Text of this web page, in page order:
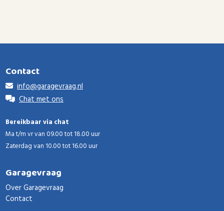
Contact
info@garagevraag.nl
Chat met ons
Bereikbaar via chat
Ma t/m vr van 09.00 tot 18.00 uur
Zaterdag van 10.00 tot 16.00 uur
Garagevraag
Over Garagevraag
Contact